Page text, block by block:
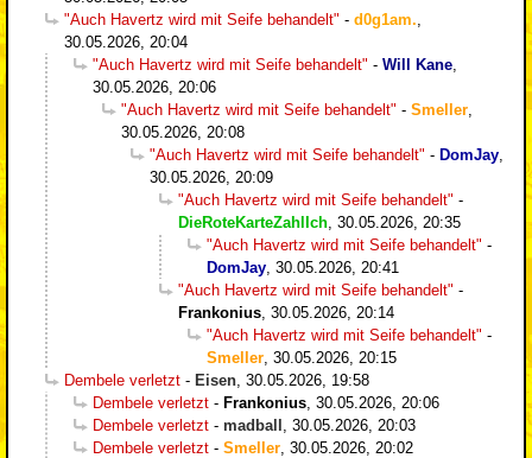
"Auch Havertz wird mit Seife behandelt" - d0g1am.
30.05.2026, 20:04
"Auch Havertz wird mit Seife behandelt" - Will Kane
30.05.2026, 20:06
"Auch Havertz wird mit Seife behandelt" - Smeller
30.05.2026, 20:08
"Auch Havertz wird mit Seife behandelt" - DomJay
30.05.2026, 20:09
"Auch Havertz wird mit Seife behandelt" -
DieRoteKarteZahlIch 30.05.2026, 20:35
"Auch Havertz wird mit Seife behandelt" -
DomJay 30.05.2026, 20:41
"Auch Havertz wird mit Seife behandelt" -
Frankonius 30.05.2026, 20:14
"Auch Havertz wird mit Seife behandelt" -
Smeller 30.05.2026, 20:15
Dembele verletzt - Eisen 30.05.2026, 19:58
Dembele verletzt - Frankonius 30.05.2026, 20:06
Dembele verletzt - madball
30.05.2026, 20:03
Dembele verletzt - Smeller 30.05.2026, 20:02